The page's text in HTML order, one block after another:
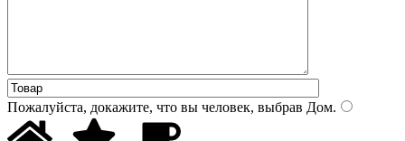
Пожалуйста, докажите, что вы человек, выбрав Дом.